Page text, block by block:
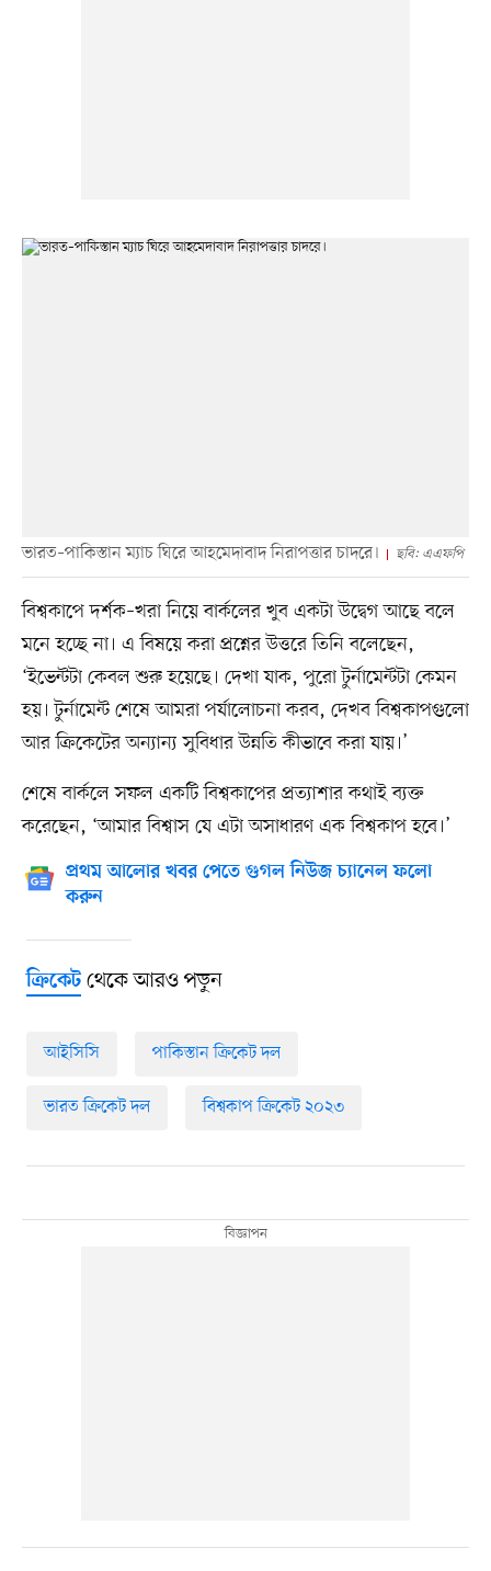
ভারত–পাকিস্তান ম্যাচ ঘিরে আহমেদাবাদ নিরাপত্তার চাদরে। ছবি: এএফপি
বিশ্বকাপে দর্শক–খরা নিয়ে বার্কলের খুব একটা উদ্বেগ আছে বলে
মনে হচ্ছে না। এ বিষয়ে করা প্রশ্নের উত্তরে তিনি বলেছেন,
‘ইভেন্টটা কেবল শুরু হয়েছে। দেখা যাক, পুরো টুর্নামেন্টটা কেমন
হয়। টুর্নামেন্ট শেষে আমরা পর্যালোচনা করব, দেখব বিশ্বকাপগুলো
আর ক্রিকেটের অন্যান্য সুবিধার উন্নতি কীভাবে করা যায়।’
শেষে বার্কলে সফল একটি বিশ্বকাপের প্রত্যাশার কথাই ব্যক্ত
করেছেন, ‘আমার বিশ্বাস যে এটা অসাধারণ এক বিশ্বকাপ হবে।’
প্রথম আলোর খবর পেতে গুগল নিউজ চ্যানেল ফলো
করুন
ক্রিকেটথেকে আরও পড়ুন
আইসিসি পাকিস্তান ক্রিকেট দল
ভারত ক্রিকেট দল বিশ্বকাপ ক্রিকেট ২০২৩